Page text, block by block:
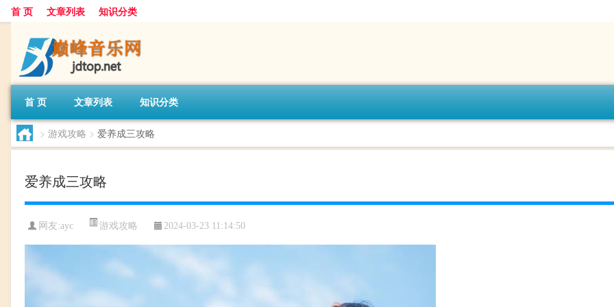
首 页 文章列表 知识分类
首 页 文章列表 知识分类
> 游戏攻略 > 爱养成三攻略
爱养成三攻略
网友:ayc 游戏攻略 2024-03-23 11:14:50